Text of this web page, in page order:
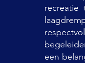
een